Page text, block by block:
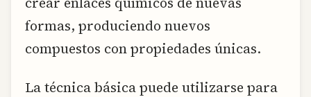
formas, produciendo nuevos
compuestos con propiedades únicas.
La técnica básica puede utilizarse para